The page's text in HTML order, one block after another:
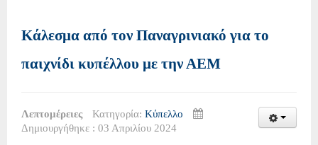
Κάλεσμα από τον Παναγρινιακό για το
παιχνίδι κυπέλλου με την ΑΕΜ
Λεπτομέρειες Κατηγορία: Κύπελλο
Δημιουργήθηκε : 03 Απριλίου 2024